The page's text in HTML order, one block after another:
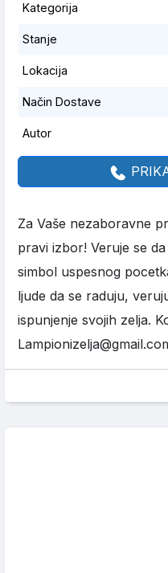
Kategorija
Stanje
Lokacija
Način Dostave
Autor
Za Vaše nezaboravne
pravi izbor! Veruje se
simbol uspesnog
ljude da se raduju,
ispunjenje svojih zelja.